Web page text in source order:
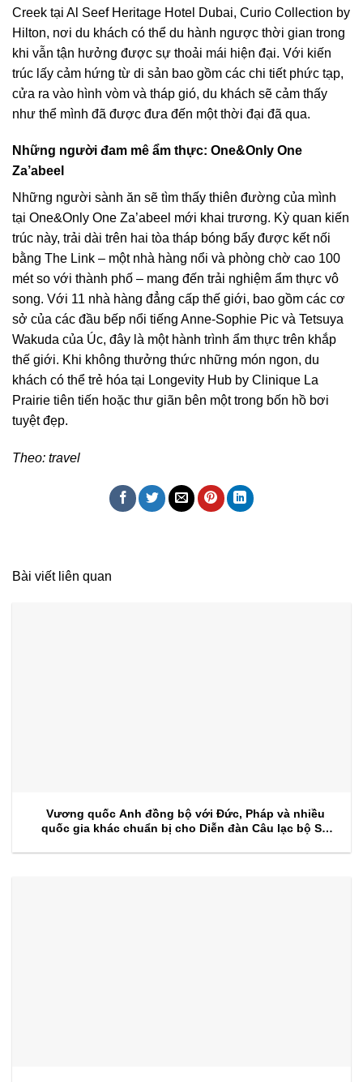
Creek tại Al Seef Heritage Hotel Dubai, Curio Collection by
Hilton, nơi du khách có thể du hành ngược thời gian trong
khi vẫn tận hưởng được sự thoải mái hiện đại. Với kiến ​​
trúc lấy cảm hứng từ di sản bao gồm các chi tiết phức tạp,
cửa ra vào hình vòm và tháp gió, du khách sẽ cảm thấy
như thể mình đã được đưa đến một thời đại đã qua.
Những người đam mê ẩm thực: One&Only One
Za’abeel
Những người sành ăn sẽ tìm thấy thiên đường của mình
tại One&Only One Za’abeel mới khai trương. Kỳ quan kiến
​​trúc này, trải dài trên hai tòa tháp bóng bẩy được kết nối
bằng The Link – một nhà hàng nổi và phòng chờ cao 100
mét so với thành phố – mang đến trải nghiệm ẩm thực vô
song. Với 11 nhà hàng đẳng cấp thế giới, bao gồm các cơ
sở của các đầu bếp nổi tiếng Anne-Sophie Pic và Tetsuya
Wakuda của Úc, đây là một hành trình ẩm thực trên khắp
thế giới. Khi không thưởng thức những món ngon, du
khách có thể trẻ hóa tại Longevity Hub by Clinique La
Prairie tiên tiến hoặc thư giãn bên một trong bốn hồ bơi
tuyệt đẹp.
Theo: travel
Bài viết liên quan
Vương quốc Anh đồng bộ với Đức, Pháp và nhiều
quốc gia khác chuẩn bị cho Diễn đàn Câu lạc bộ Sự